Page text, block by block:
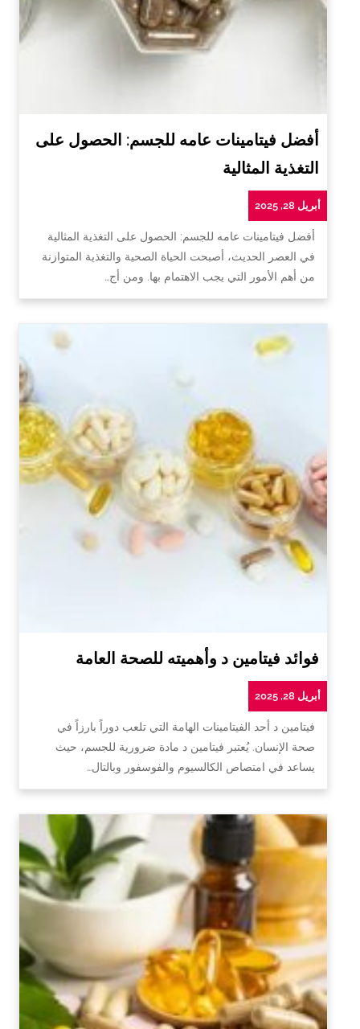
أفضل فيتامينات عامه للجسم: الحصول على
التغذية المثالية
أبريل 28, 2025
أفضل فيتامينات عامه للجسم: الحصول على التغذية المثالية
في العصر الحديث، أصبحت الحياة الصحية والتغذية المتوازنة
من أهم الأمور التي يجب الاهتمام بها. ومن أج…
فوائد فيتامين د وأهميته للصحة العامة
أبريل 28, 2025
فيتامين د أحد الفيتامينات الهامة التي تلعب دوراً بارزاً في
صحة الإنسان. يُعتبر فيتامين د مادة ضرورية للجسم، حيث
يساعد في امتصاص الكالسيوم والفوسفور وبالتال…